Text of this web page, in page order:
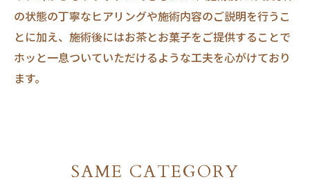
の状態の丁寧なヒアリングや施術内容のご説明を行うこ
とに加え、施術後にはお茶とお菓子をご提供することで
ホッと一息ついていただけるような工夫を心がけており
ます。
SAME CATEGORY